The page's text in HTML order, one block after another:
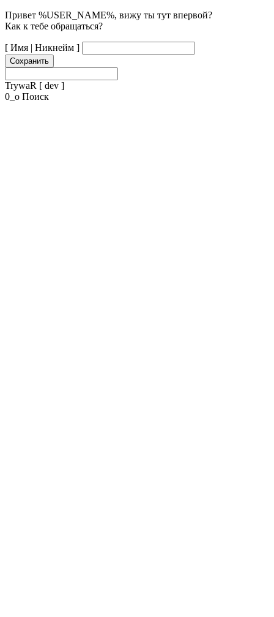
Привет %USER_NAME%, вижу ты тут впервой?
Как к тебе обращаться?
[ Имя | Никнейм ]
Сохранить
TrywaR [ dev ]
0_o Поиск